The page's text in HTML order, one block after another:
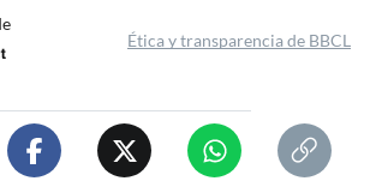
Ética y transparencia de BBCL